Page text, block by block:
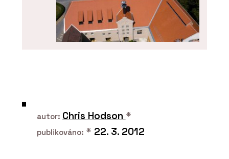
autor: Chris Hodson *
publikováno: * 22. 3. 2012